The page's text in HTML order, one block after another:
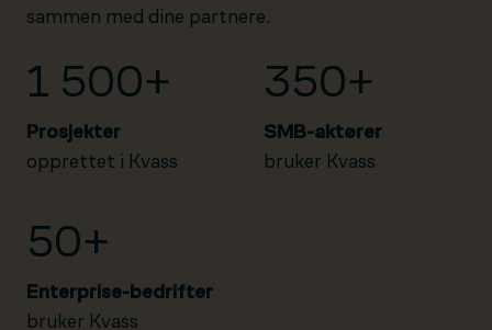
sammen med dine partnere.
1 500+
Prosjekter
opprettet i Kvass
350+
SMB-aktører
bruker Kvass
50+
Enterprise-bedrifter
bruker Kvass